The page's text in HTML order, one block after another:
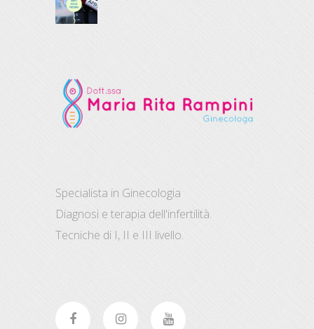
Specialista in Ginecologia
Diagnosi e terapia dell'infertilità.
Tecniche di I, II e III livello.